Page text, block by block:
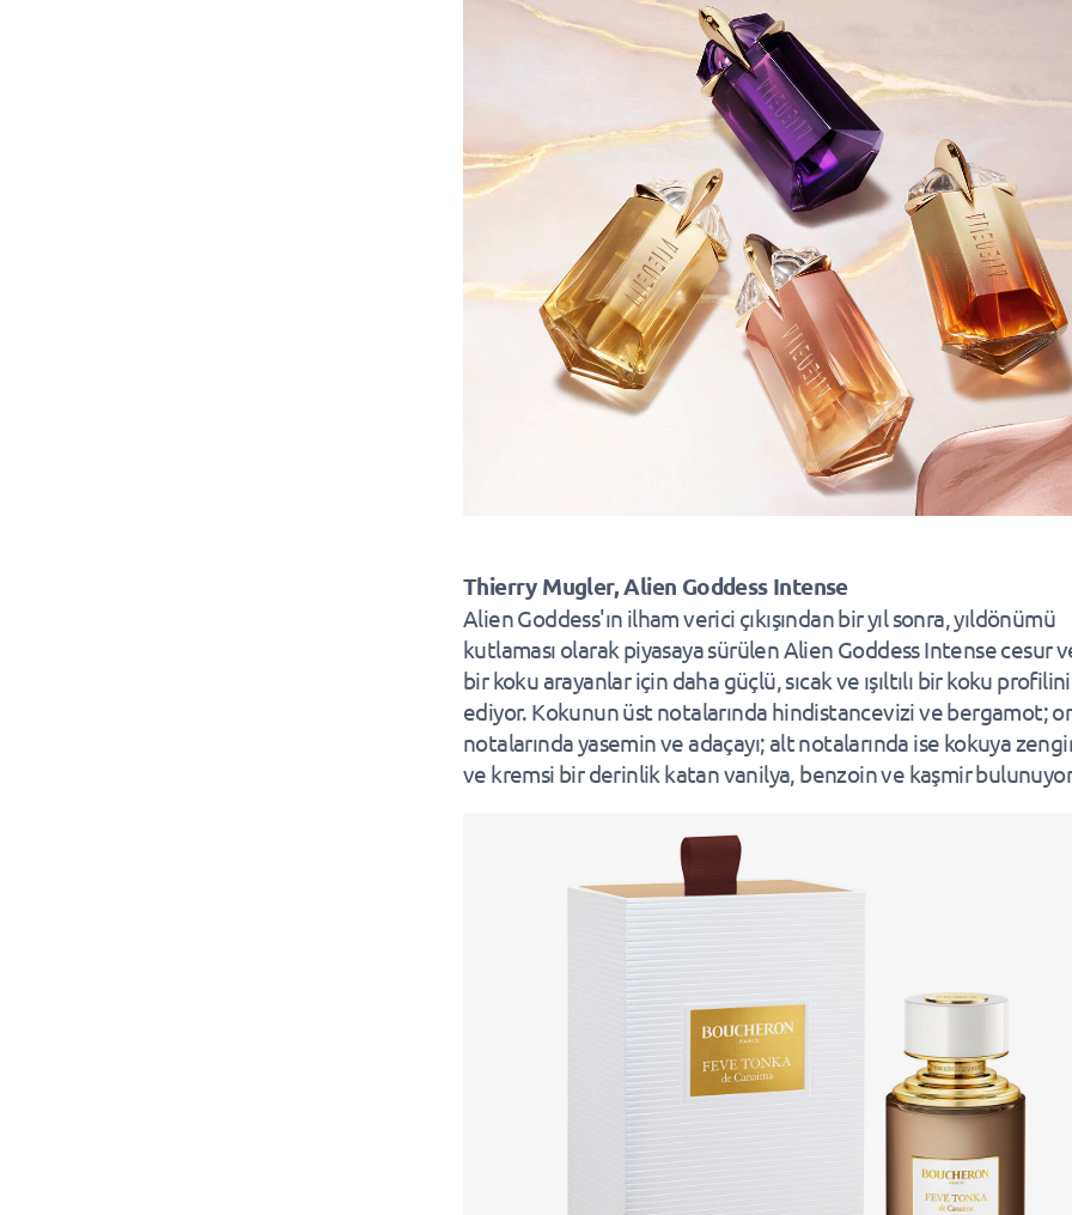
Thierry Mugler, Alien Goddess Intense
Alien Goddess'ın ilham verici çıkışından bir yıl sonra, yıldönümü
kutlaması olarak piyasaya sürülen Alien Goddess Intense cesur
bir koku arayanlar için daha güçlü, sıcak ve ışıltılı bir koku
ediyor. Kokunun üst notalarında hindistancevizi ve bergamot;
notalarında yasemin ve adaçayı; alt notalarında ise kokuya
ve kremsi bir derinlik katan vanilya, benzoin ve kaşmir